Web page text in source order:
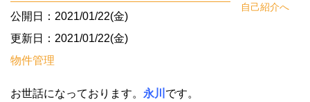
自己紹介へ
公開日：2021/01/22(金)
更新日：2021/01/22(金)
物件管理
お世話になっております。 永川 です。